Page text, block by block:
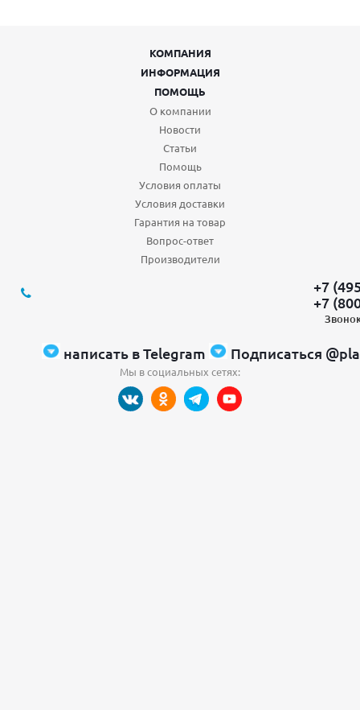
КОМПАНИЯ
ИНФОРМАЦИЯ
ПОМОЩЬ
О компании
Новости
Статьи
Помощь
Условия оплаты
Условия доставки
Гарантия на товар
Вопрос-ответ
Производители
+7
+7
написать в Telegram Подписаться
Мы в социальных сетях: